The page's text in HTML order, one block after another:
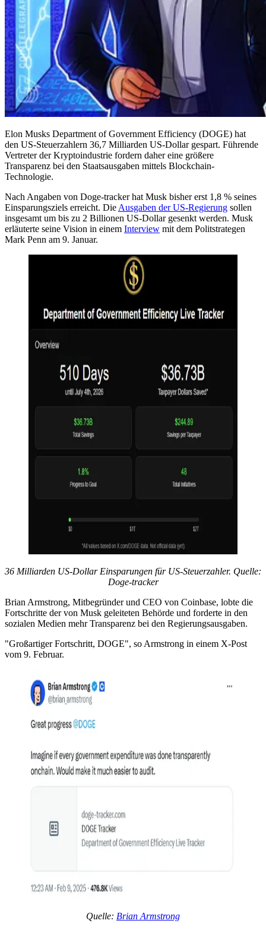
Elon Musks Department of Government Efficiency (DOGE) hat
den US-Steuerzahlern 36,7 Milliarden US-Dollar gespart. Führende
Vertreter der Kryptoindustrie fordern daher eine größere
Transparenz bei den Staatsausgaben mittels Blockchain-
Technologie.
Nach Angaben von Doge-tracker hat Musk bisher erst 1,8 % seines
Einsparungsziels erreicht. Die Ausgaben der US-Regierung sollen
insgesamt um bis zu 2 Billionen US-Dollar gesenkt werden. Musk
erläuterte seine Vision in einem Interview mit dem Politstrategen
Mark Penn am 9. Januar.
36 Milliarden US-Dollar Einsparungen für US-Steuerzahler. Quelle:
Doge-tracker
Brian Armstrong, Mitbegründer und CEO von Coinbase, lobte die
Fortschritte der von Musk geleiteten Behörde und forderte in den
sozialen Medien mehr Transparenz bei den Regierungsausgaben.
"Großartiger Fortschritt, DOGE", so Armstrong in einem X-Post
vom 9. Februar.
Quelle: Brian Armstrong